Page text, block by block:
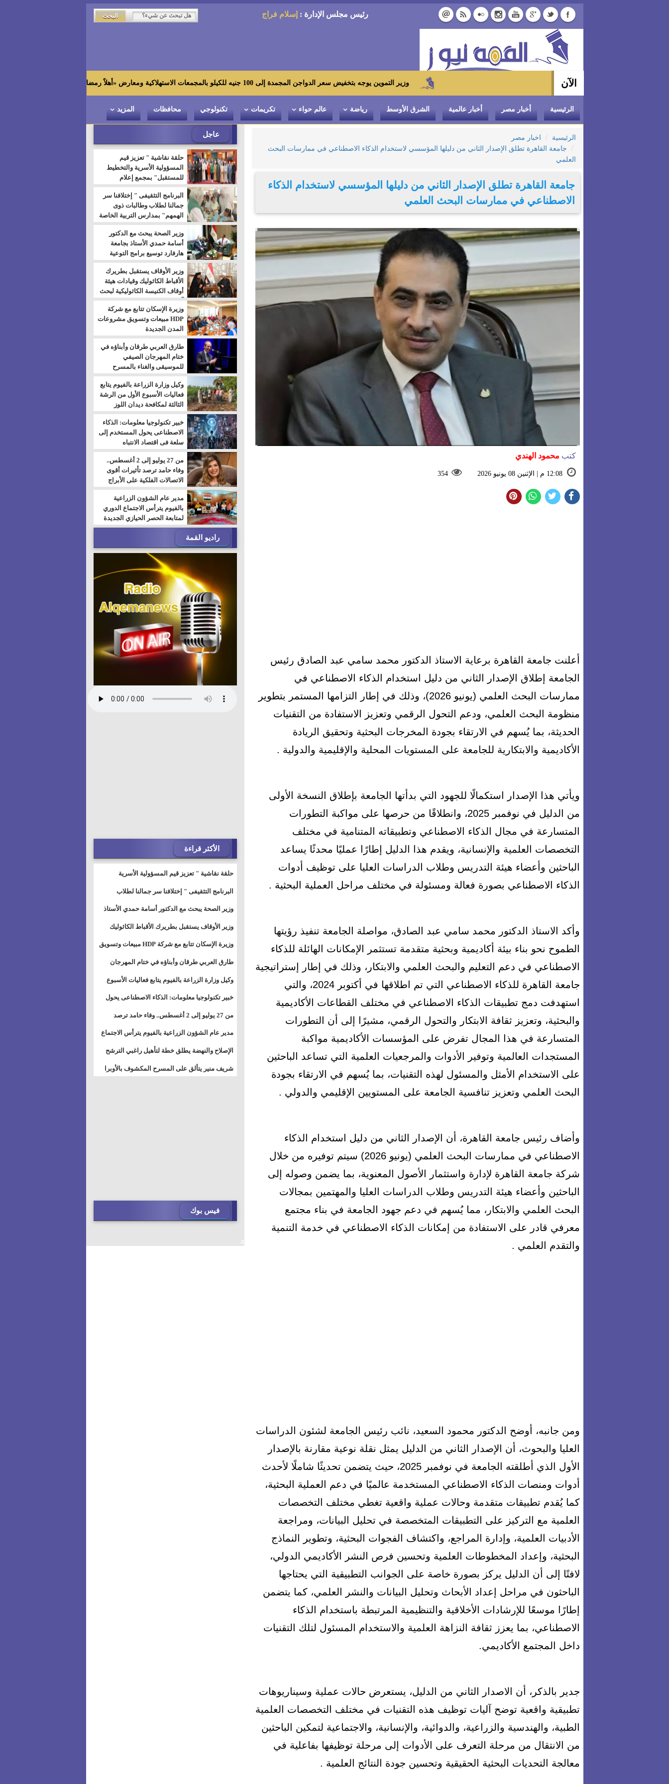
رئيس مجلس الإدارة : إسلام فراج
الآن وزير التموين يوجه بتخفيض سعر الدواجن المجمدة إلى 100 جنيه للكيلو بالمجمعات الاستهلاكية ومعارض «أهلاً رمضان»
الرئيسية أخبار مصر أخبار عالمية الشرق الأوسط رياضة عالم حواء تكريمات تكنولوجي محافظات المزيد
الرئيسية
اخبار مصر
جامعة القاهرة تطلق الإصدار الثاني من دليلها المؤسسي لاستخدام الذكاء الاصطناعي في ممارسات البحث
العلمي
جامعة القاهرة تطلق الإصدار الثاني من دليلها المؤسسي لاستخدام الذكاء
الاصطناعي في ممارسات البحث العلمي
كتب محمود الهندي
12:08 م | الإثنين 08 يونيو 2026 354
أعلنت جامعة القاهرة برعاية الاستاذ الدكتور محمد سامي عبد الصادق رئيس
الجامعة إطلاق الإصدار الثاني من دليل استخدام الذكاء الاصطناعي في
ممارسات البحث العلمي (يونيو 2026)، وذلك في إطار التزامها المستمر بتطوير
منظومة البحث العلمي، ودعم التحول الرقمي وتعزيز الاستفادة من التقنيات
الحديثة، بما يُسهم في الارتقاء بجودة المخرجات البحثية وتحقيق الريادة
الأكاديمية والابتكارية للجامعة على المستويات المحلية والإقليمية والدولية .
ويأتي هذا الإصدار استكمالًا للجهود التي بدأتها الجامعة بإطلاق النسخة الأولى
من الدليل في نوفمبر 2025، وانطلاقًا من حرصها على مواكبة التطورات
المتسارعة في مجال الذكاء الاصطناعي وتطبيقاته المتنامية في مختلف
التخصصات العلمية والإنسانية، ويقدم هذا الدليل إطارًا عمليًا محدثًا يساعد
الباحثين وأعضاء هيئة التدريس وطلاب الدراسات العليا على توظيف أدوات
الذكاء الاصطناعي بصورة فعالة ومسئولة في مختلف مراحل العملية البحثية .
وأكد الاستاذ الدكتور محمد سامي عبد الصادق، مواصلة الجامعة تنفيذ رؤيتها
الطموح نحو بناء بيئة أكاديمية وبحثية متقدمة تستثمر الإمكانات الهائلة للذكاء
الاصطناعي في دعم التعليم والبحث العلمي والابتكار، وذلك في إطار إستراتيجية
جامعة القاهرة للذكاء الاصطناعي التي تم اطلاقها في أكتوبر 2024، والتي
استهدفت دمج تطبيقات الذكاء الاصطناعي في مختلف القطاعات الأكاديمية
والبحثية، وتعزيز ثقافة الابتكار والتحول الرقمي، مشيرًا إلى أن التطورات
المتسارعة في هذا المجال تفرض على المؤسسات الأكاديمية مواكبة
المستجدات العالمية وتوفير الأدوات والمرجعيات العلمية التي تساعد الباحثين
على الاستخدام الأمثل والمسئول لهذه التقنيات، بما يُسهم في الارتقاء بجودة
البحث العلمي وتعزيز تنافسية الجامعة على المستويين الإقليمي والدولي .
وأضاف رئيس جامعة القاهرة، أن الإصدار الثاني من دليل استخدام الذكاء
الاصطناعي في ممارسات البحث العلمي (يونيو 2026) سيتم توفيره من خلال
شركة جامعة القاهرة لإدارة واستثمار الأصول المعنوية، بما يضمن وصوله إلى
الباحثين وأعضاء هيئة التدريس وطلاب الدراسات العليا والمهتمين بمجالات
البحث العلمي والابتكار، مما يُسهم في دعم جهود الجامعة في بناء مجتمع
معرفي قادر على الاستفادة من إمكانات الذكاء الاصطناعي في خدمة التنمية
والتقدم العلمي .
ومن جانبه، أوضح الدكتور محمود السعيد، نائب رئيس الجامعة لشئون الدراسات
العليا والبحوث، أن الإصدار الثاني من الدليل يمثل نقلة نوعية مقارنة بالإصدار
الأول الذي أطلقته الجامعة في نوفمبر 2025، حيث يتضمن تحديثًا شاملًا لأحدث
أدوات ومنصات الذكاء الاصطناعي المستخدمة عالميًا في دعم العملية البحثية،
كما يُقدم تطبيقات متقدمة وحالات عملية واقعية تغطي مختلف التخصصات
العلمية مع التركيز على التطبيقات المتخصصة في تحليل البيانات، ومراجعة
الأدبيات العلمية، وإدارة المراجع، واكتشاف الفجوات البحثية، وتطوير النماذج
البحثية، وإعداد المخطوطات العلمية وتحسين فرص النشر الأكاديمي الدولي،
لافتًا إلى أن الدليل يركز بصورة خاصة على الجوانب التطبيقية التي يحتاجها
الباحثون في مراحل إعداد الأبحاث وتحليل البيانات والنشر العلمي، كما يتضمن
إطارًا موسعًا للإرشادات الأخلاقية والتنظيمية المرتبطة باستخدام الذكاء
الاصطناعي، بما يعزز ثقافة النزاهة العلمية والاستخدام المسئول لتلك التقنيات
داخل المجتمع الأكاديمي.
جدير بالذكر، أن الاصدار الثاني من الدليل، يستعرض حالات عملية وسيناريوهات
تطبيقية واقعية توضح آليات توظيف هذه التقنيات في مختلف التخصصات العلمية
الطبية، والهندسية والزراعية، والدوائية، والإنسانية، والاجتماعية لتمكين الباحثين
من الانتقال من مرحلة التعرف على الأدوات إلى مرحلة توظيفها بفاعلية في
معالجة التحديات البحثية الحقيقية وتحسين جودة النتائج العلمية .
عاجل
حلقة نقاشية " تعزيز قيم
المسؤولية الأسرية والتخطيط
للمستقبل" بمجمع إعلام
السويس
البرنامج التثقيفى " إختلافنا سر
جمالنا لطلاب وطالبات ذوى
الهمهم" بمدارس التربية الخاصة
بالسويس
وزير الصحة يبحث مع الدكتور
أسامة حمدي الأستاذ بجامعة
هارفارد توسيع برامج التوعية
بمرض السكري
وزير الأوقاف يستقبل بطريرك
الأقباط الكاثوليك وقيادات هيئة
أوقاف الكنيسة الكاثوليكية لبحث
آفاق التعاون المشترك
وزيرة الإسكان تتابع مع شركة
HDP مبيعات وتسويق مشروعات
المدن الجديدة
طارق العربي طرقان وأبناؤه في
ختام المهرجان الصيفي
للموسيقى والغناء بالمسرح
المكشوف
وكيل وزارة الزراعة بالفيوم يتابع
فعاليات الأسبوع الأول من الرشة
الثالثة لمكافحة ديدان اللوز
للقطن
خبير تكنولوجيا معلومات: الذكاء
الاصطناعى يحول المستخدم إلى
سلعة فى اقتصاد الانتباه
من 27 يوليو إلى 2 أغسطس..
وفاء حامد ترصد تأثيرات أقوى
الاتصالات الفلكية على الأبراج
مدير عام الشؤون الزراعية
بالفيوم يترأس الاجتماع الدوري
لمتابعة الحصر الحيازي الجديدة
راديو القمة
الأكثر قراءة
حلقة نقاشية " تعزيز قيم المسؤولية الأسرية
البرنامج التثقيفى " إختلافنا سر جمالنا لطلاب
وطالبات ذوى الهمهم" بمدارس التربية الخاصة
وزير الصحة يبحث مع الدكتور أسامة حمدي الأستاذ
بجامعة هارفارد توسيع برامج التوعية بمرض السكري
وزير الأوقاف يستقبل بطريرك الأقباط الكاثوليك
وزيرة الإسكان تتابع مع شركة HDP مبيعات وتسويق
مشروعات المدن الجديدة
طارق العربي طرقان وأبناؤه في ختام المهرجان
الصيفي للموسيقى والغناء بالمسرح المكشوف
وكيل وزارة الزراعة بالفيوم يتابع فعاليات الأسبوع
خبير تكنولوجيا معلومات: الذكاء الاصطناعى يحول
المستخدم إلى سلعة فى اقتصاد الانتباه
من 27 يوليو إلى 2 أغسطس.. وفاء حامد ترصد
تأثيرات أقوى الاتصالات الفلكية على الأبراج
مدير عام الشؤون الزراعية بالفيوم يترأس الاجتماع
الدوري لمتابعة الحصر الحيازي الجديدة
الإصلاح والنهضة يطلق خطة لتأهيل راغبي الترشح
للمجالس الشعبية المحلية ويستعرض خطط أماناته
بالمحافظات
شريف منير يتألق على المسرح المكشوف بالأوبرا
فيس بوك
a